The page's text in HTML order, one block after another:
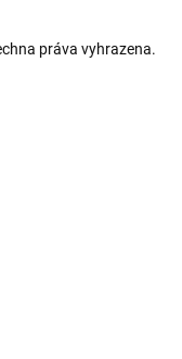
práva vyhrazena.